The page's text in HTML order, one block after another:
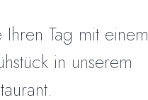
Ihren Tag mit einem
in unserem